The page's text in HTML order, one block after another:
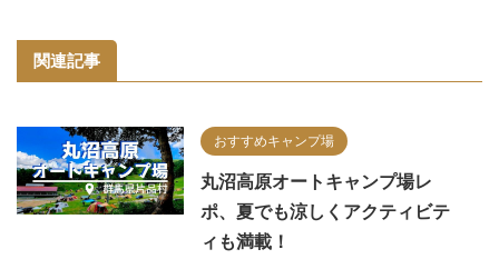
関連記事
おすすめキャンプ場
丸沼高原オートキャンプ場レ
ポ、夏でも涼しくアクティビテ
ィも満載！